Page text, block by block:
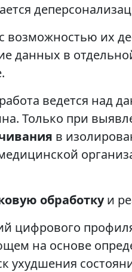
возможностью их
данных в
ведется над
Только при
в
обработкуи
цифрового
на основе